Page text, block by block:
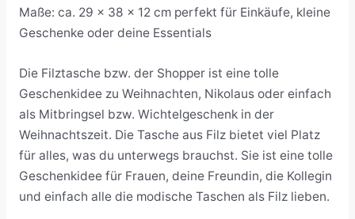
Maße: ca. 29 x 38 x 12 cm perfekt für Einkäufe, kleine
Geschenke oder deine Essentials
Die Filztasche bzw. der Shopper ist eine tolle
Geschenkidee zu Weihnachten, Nikolaus oder einfach
als Mitbringsel bzw. Wichtelgeschenk in der
Weihnachtszeit. Die Tasche aus Filz bietet viel Platz
für alles, was du unterwegs brauchst. Sie ist eine tolle
Geschenkidee für Frauen, deine Freundin, die Kollegin
und einfach alle die modische Taschen als Filz lieben.